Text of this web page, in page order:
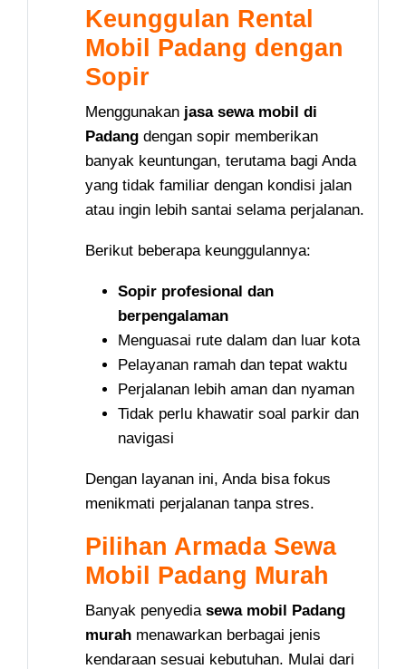
Keunggulan Rental
Mobil Padang dengan
Sopir
Menggunakan jasa sewa mobil di
Padang dengan sopir memberikan
banyak keuntungan, terutama bagi Anda
yang tidak familiar dengan kondisi jalan
atau ingin lebih santai selama perjalanan.
Berikut beberapa keunggulannya:
Sopir profesional dan
berpengalaman
Menguasai rute dalam dan luar kota
Pelayanan ramah dan tepat waktu
Perjalanan lebih aman dan nyaman
Tidak perlu khawatir soal parkir dan
navigasi
Dengan layanan ini, Anda bisa fokus
menikmati perjalanan tanpa stres.
Pilihan Armada Sewa
Mobil Padang Murah
Banyak penyedia sewa mobil Padang
murah menawarkan berbagai jenis
kendaraan sesuai kebutuhan. Mulai dari